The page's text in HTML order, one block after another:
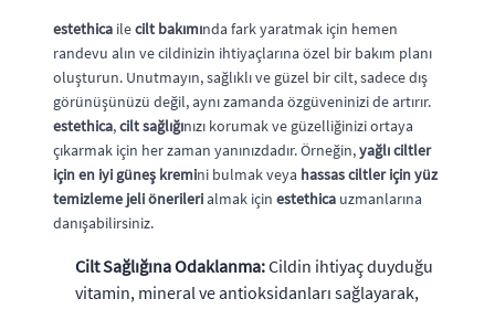
estethica ilecilt bakımında fark yaratmak için hemen
randevu alın ve cildinizin ihtiyaçlarına özel bir bakım planı
oluşturun. Unutmayın, sağlıklı ve güzel bir cilt, sadece dış
görünüşünüzü değil, aynı zamanda özgüveninizi de artırır.
estethica,cilt sağlığınızı korumak ve güzelliğinizi ortaya
çıkarmak için her zaman yanınızdadır. Örneğin,yağlı ciltler
için en iyi güneş kremini bulmak veya hassas ciltler için yüz
temizleme jeli önerilerialmak için estethica uzmanlarına
danışabilirsiniz.
Cilt Sağlığına Odaklanma:Cildin ihtiyaç duyduğu
vitamin, mineral ve antioksidanları sağlayarak,